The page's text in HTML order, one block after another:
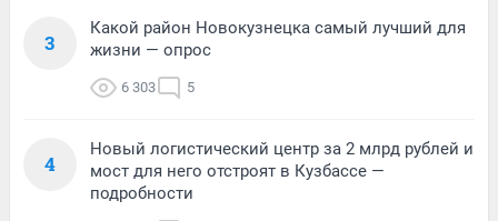
3
Какой район Новокузнецка самый лучший для
жизни — опрос
6 303 5
4
Новый логистический центр за 2 млрд рублей и
мост для него отстроят в Кузбассе —
подробности